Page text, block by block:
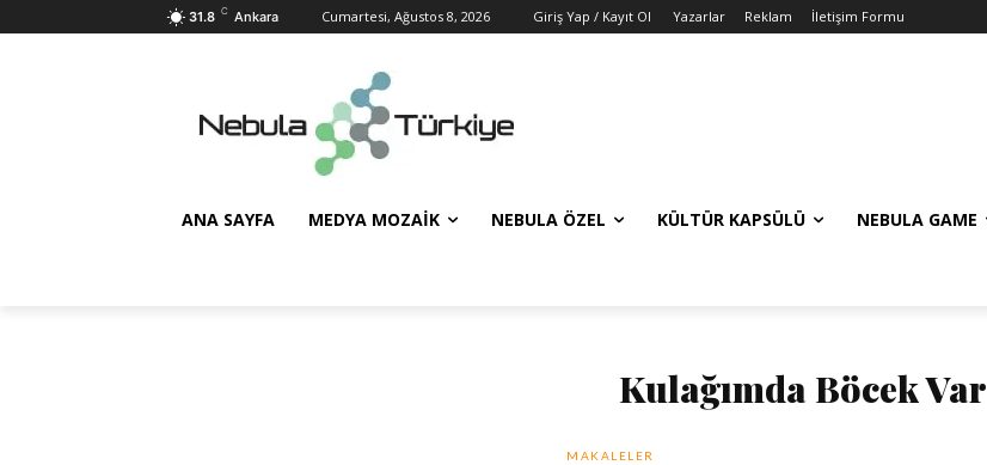
31.8 C Ankara Cumartesi, Ağustos 8, 2026 Giriş Yap / Kayıt Ol Yazarlar Reklam İletişim Formu
ANA SAYFA MEDYA MOZAIK NEBULA ÖZEL KÜLTÜR KAPSÜLÜ NEBULA GAME
Kulağımda Böcek Var
MAKALELER